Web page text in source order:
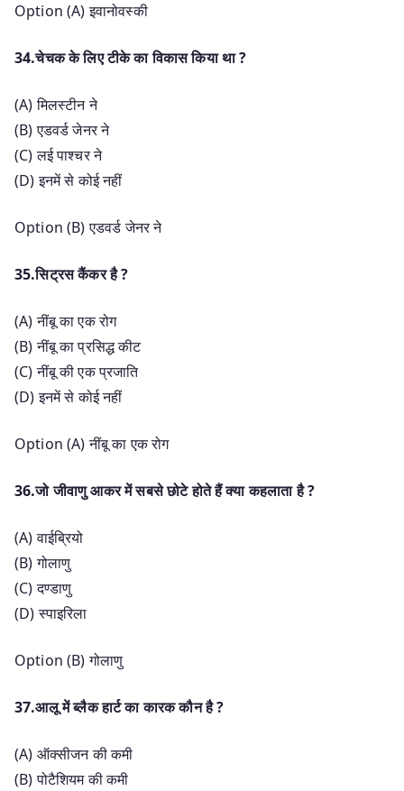
Option (A) इवानोवस्की
34.चेचक के लिए टीके का विकास किया था ?
(A) मिलस्टीन ने
(B) एडवर्ड जेनर ने
(C) लई पाश्चर ने
(D) इनमें से कोई नहीं
Option (B) एडवर्ड जेनर ने
35.सिट्रस कैंकर है ?
(A) नींबू का एक रोग
(B) नींबू का प्रसिद्ध कीट
(C) नींबू की एक प्रजाति
(D) इनमें से कोई नहीं
Option (A) नींबू का एक रोग
36.जो जीवाणु आकर में सबसे छोटे होते हैं क्या कहलाता है ?
(A) वाईब्रियो
(B) गोलाणु
(C) दण्डाणु
(D) स्पाइरिला
Option (B) गोलाणु
37.आलू में ब्लैक हार्ट का कारक कौन है ?
(A) ऑक्सीजन की कमी
(B) पोटैशियम की कमी